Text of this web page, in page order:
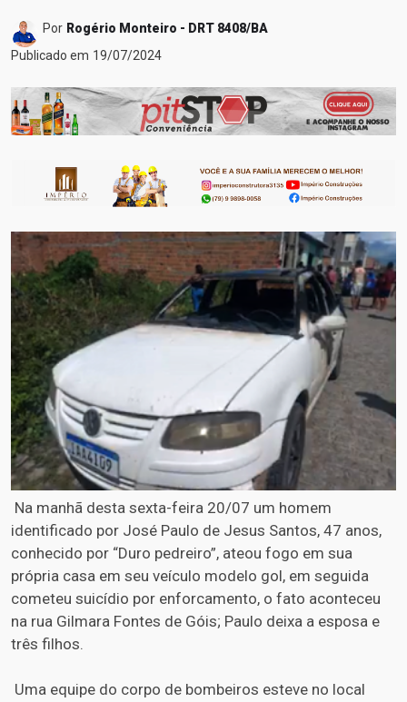
Por Rogério Monteiro - DRT 8408/BA
Publicado em 19/07/2024
Na manhã desta sexta-feira 20/07 um homem
identificado por José Paulo de Jesus Santos, 47 anos,
conhecido por “Duro pedreiro”, ateou fogo em sua
própria casa em seu veículo modelo gol, em seguida
cometeu suicídio por enforcamento, o fato aconteceu
na rua Gilmara Fontes de Góis; Paulo deixa a esposa e
três filhos.
Uma equipe do corpo de bombeiros esteve no local